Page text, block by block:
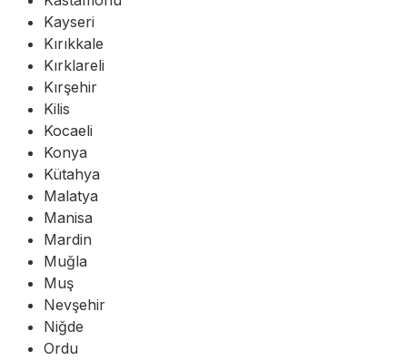
Kayseri
Kırıkkale
Kırklareli
Kırşehir
Kilis
Kocaeli
Konya
Kütahya
Malatya
Manisa
Mardin
Muğla
Muş
Nevşehir
Niğde
Ordu